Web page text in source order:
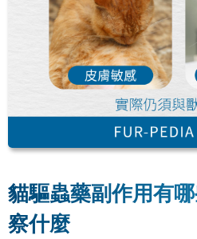
貓驅蟲藥副作用有
察什麼